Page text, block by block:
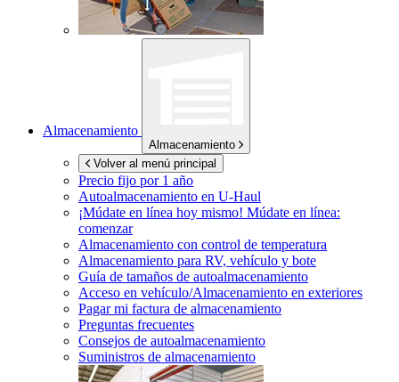
Almacenamiento
Almacenamiento
Volver al menú principal
Precio fijo por 1 año
Autoalmacenamiento en U-Haul
¡Múdate en línea hoy mismo! Múdate en línea:
comenzar
Almacenamiento con control de temperatura
Almacenamiento para RV, vehículo y bote
Guía de tamaños de autoalmacenamiento
Acceso en vehículo/Almacenamiento en exteriores
Pagar mi factura de almacenamiento
Preguntas frecuentes
Consejos de autoalmacenamiento
Suministros de almacenamiento